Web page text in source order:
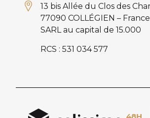
13 bis Allée du Clos des
77090 COLLÉGIEN – France
SARL au capital de 15.000
RCS : 531 034 577